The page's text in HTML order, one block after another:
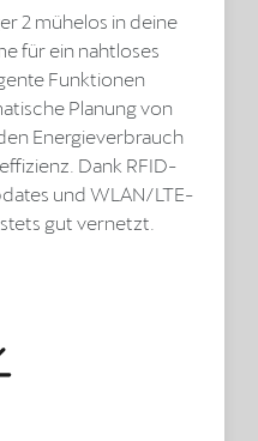
2 mühelos in deine
für ein nahtloses
Funktionen
Planung von
Energieverbrauch
Dank RFID-
und WLAN/LTE-
gut vernetzt.